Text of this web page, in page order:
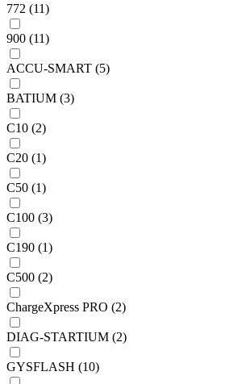
772 (11)
900 (11)
ACCU-SMART (5)
BATIUM (3)
C10 (2)
C20 (1)
C50 (1)
C100 (3)
C190 (1)
C500 (2)
ChargeXpress PRO (2)
DIAG-STARTIUM (2)
GYSFLASH (10)